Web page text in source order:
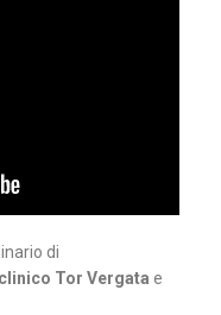
di
Tor Vergata e